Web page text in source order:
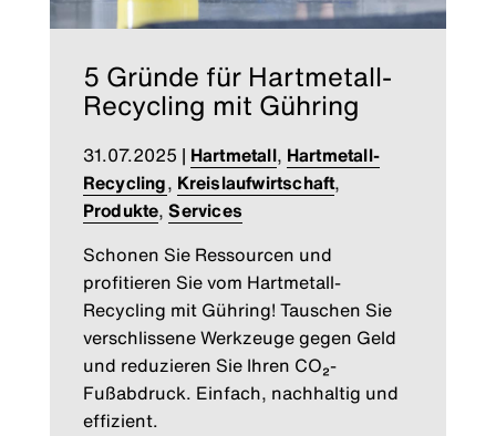
5 Gründe für Hartmetall-
Recycling mit Gühring
31.07.2025 | Hartmetall, Hartmetall-
Recycling, Kreislaufwirtschaft,
Produkte,Services
Schonen Sie Ressourcen und
profitieren Sie vom Hartmetall-
Recycling mit Gühring! Tauschen Sie
verschlissene Werkzeuge gegen Geld
und reduzieren Sie Ihren CO₂-
Fußabdruck. Einfach, nachhaltig und
effizient.